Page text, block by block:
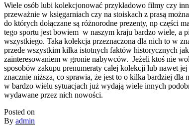
Wiele osób lubi kolekcjonować przykładowo filmy czy
przeważnie w księgarniach czy na stoiskach z prasą
do których dołączane są różnorodne prezenty, np części
tego sportu jest bowiem w naszym kraju bardzo wiele, a
wszystkiego. Taka kolekcja przeznaczona dla nich to w
przede wszystkim kilka istotnych faktów historycznych
zainteresowaniem w gronie nabywców. Jeżeli ktoś nie
sposobów zakupu prenumeraty całej kolekcji lub nawet
znacznie niższa, co sprawia, że jest to o kilka bardziej
w bardzo wielu sytuacjach już wydają wiele innych
wydawane przez nich nowości.
Posted on
By admin